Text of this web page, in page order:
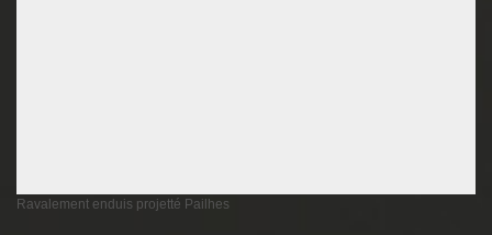
Ravalement enduis projetté Pailhes